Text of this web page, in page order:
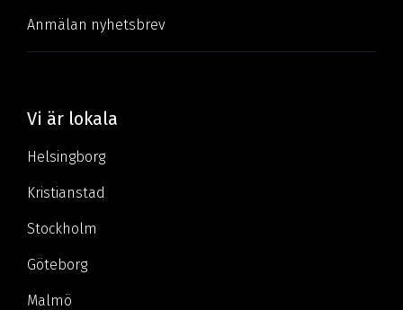
Anmälan nyhetsbrev
Vi är lokala
Helsingborg
Kristianstad
Stockholm
Göteborg
Malmö